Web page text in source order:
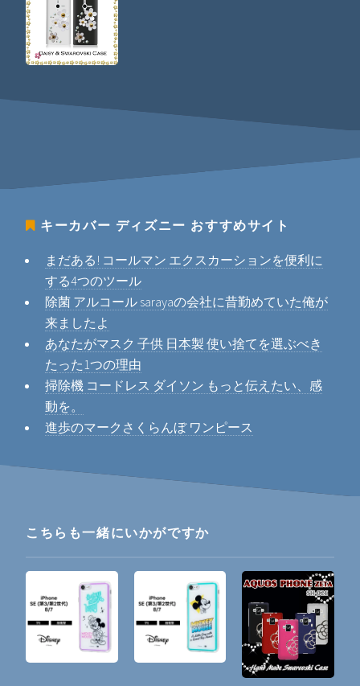
キーカバー ディズニー おすすめサイト
まだある! コールマン エクスカーションを便利に
する4つのツール
除菌 アルコール sarayaの会社に昔勤めていた俺が
来ましたよ
あなたがマスク 子供 日本製 使い捨てを選ぶべき
たった1つの理由
掃除機 コードレス ダイソン もっと伝えたい、感
動を。
進歩のマークさくらんぼ ワンピース
こちらも一緒にいかがですか